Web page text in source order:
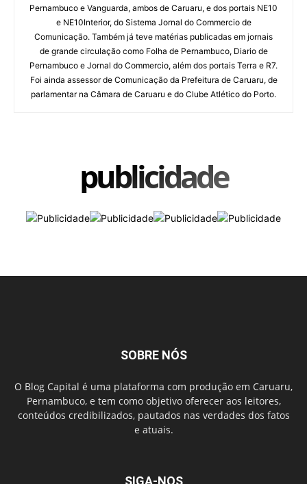
Pernambuco e Vanguarda, ambos de Caruaru, e dos portais NE10
e NE10Interior, do Sistema Jornal do Commercio de
Comunicação. Também já teve matérias publicadas em jornais
de grande circulação como Folha de Pernambuco, Diario de
Pernambuco e Jornal do Commercio, além dos portais Terra e R7.
Foi ainda assessor de Comunicação da Prefeitura de Caruaru, de
parlamentar na Câmara de Caruaru e do Clube Atlético do Porto.
publicidade
SOBRE NÓS
O Blog Capital é uma plataforma com produção em Caruaru,
Pernambuco, e tem como objetivo oferecer aos leitores,
conteúdos credibilizados, pautados nas verdades dos fatos
e atuais.
SIGA-NOS